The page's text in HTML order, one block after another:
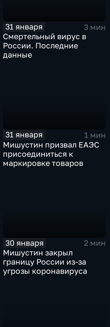
31 января
3 мин
Смертельный вирус в
России. Последние
данные
31 января
1 мин
Мишустин призвал ЕАЭС
присоединиться к
маркировке товаров
30 января
2 мин
Мишустин закрыл
границу России из-за
угрозы коронавируса